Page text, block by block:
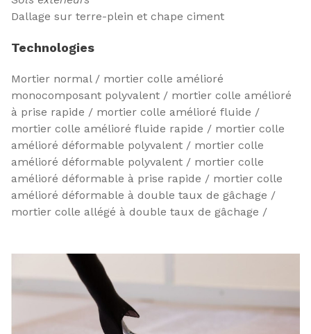
Dallage sur terre-plein et chape ciment
Technologies
Mortier normal / mortier colle amélioré
monocomposant polyvalent / mortier colle amélioré
à prise rapide / mortier colle amélioré fluide /
mortier colle amélioré fluide rapide / mortier colle
amélioré déformable polyvalent / mortier colle
amélioré déformable polyvalent / mortier colle
amélioré déformable à prise rapide / mortier colle
amélioré déformable à double taux de gâchage /
mortier colle allégé à double taux de gâchage /